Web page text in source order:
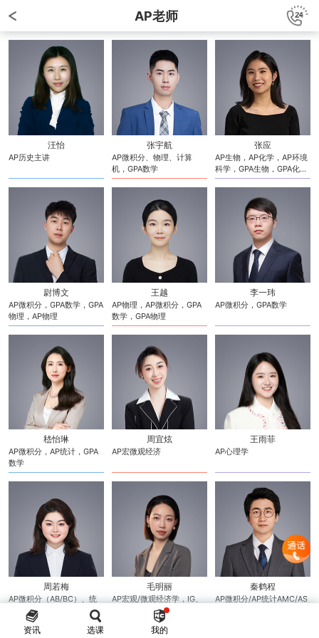
AP老师
汪怡
AP历史主讲
张宇航
AP微积分、物理、计算
机，GPA数学
张应
AP生物，AP化学，AP环境
科学，GPA生物，GPA化
学，ibo、bbo竞赛
尉博文
AP微积分，GPA数学，GPA
物理，AP物理
王越
AP物理，AP微积分，GPA
数学，GPA物理
李一玮
AP微积分，GPA数学
嵇怡琳
AP微积分，AP统计，GPA
数学
周宜炫
AP宏微观经济
王雨菲
AP心理学
周若梅
AP微积分（AB/BC）、统
计学、GPA
毛明丽
AP宏观/微观经济学，IG、
GPA经济学，数学
秦鹤程
AP微积分/AP统计AMC/AS
资讯 选课 我的